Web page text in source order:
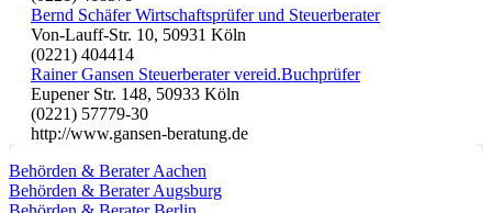
Bernd Schäfer Wirtschaftsprüfer und Steuerberater
Von-Lauff-Str. 10, 50931 Köln
(0221) 404414
Rainer Gansen Steuerberater vereid.Buchprüfer
Eupener Str. 148, 50933 Köln
(0221) 57779-30
http://www.gansen-beratung.de
Behörden & Berater Aachen
Behörden & Berater Augsburg